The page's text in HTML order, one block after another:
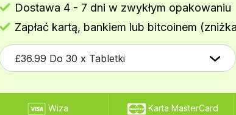
Dostawa 4 - 7 dni w zwykłym opakowaniu
Zapłać kartą, bankiem lub bitcoinem
Wiza Karta MasterCard